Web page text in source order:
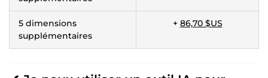
5 dimensions
supplémentaires
+ 86,70 $US